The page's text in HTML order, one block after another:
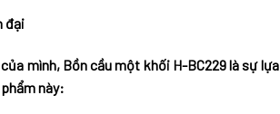
đại
mình, Bồn cầu một khối H-BC229 là sự lựa
này: